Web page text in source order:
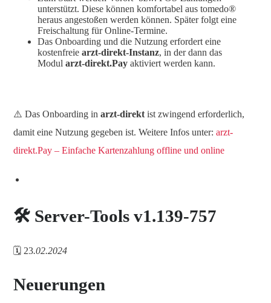
unterstützt. Diese können komfortabel aus tomedo®
heraus angestoßen werden können. Später folgt eine
Freischaltung für Online-Termine.
Das Onboarding und die Nutzung erfordert eine
kostenfreie arzt-direkt-Instanz, in der dann das
Modul arzt-direkt.Pay aktiviert werden kann.
⚠️ Das Onboarding in arzt-direkt ist zwingend erforderlich,
damit eine Nutzung gegeben ist. Weitere Infos unter: arzt-
direkt.Pay – Einfache Kartenzahlung offline und online
🛠️ Server-Tools v1.139-757
🗓️ 23.02.2024
Neuerungen